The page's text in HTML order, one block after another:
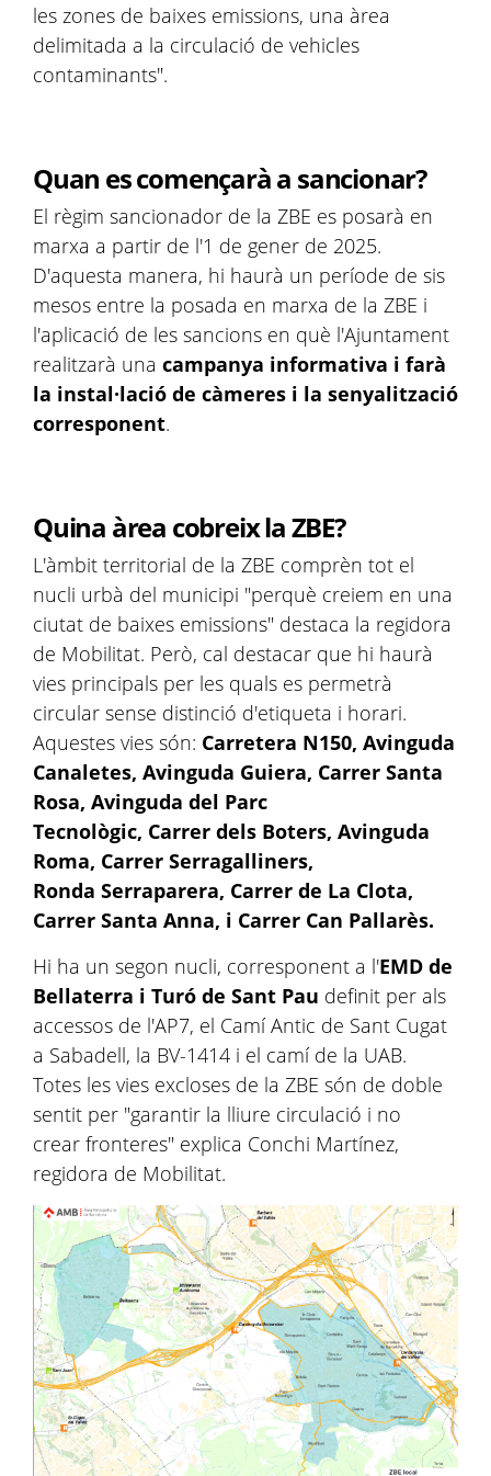
les zones de baixes emissions, una àrea
delimitada a la circulació de vehicles
contaminants".
Quan es començarà a sancionar?
El règim sancionador de la ZBE es posarà en
marxa a partir de l'1 de gener de 2025.
D'aquesta manera, hi haurà un període de sis
mesos entre la posada en marxa de la ZBE i
l'aplicació de les sancions en què l'Ajuntament
realitzarà una campanya informativa i farà
la instal·lació de càmeres i la senyalització
corresponent.
Quina àrea cobreix la ZBE?
L'àmbit territorial de la ZBE comprèn tot el
nucli urbà del municipi "perquè creiem en una
ciutat de baixes emissions" destaca la regidora
de Mobilitat. Però, cal destacar que hi haurà
vies principals per les quals es permetrà
circular sense distinció d'etiqueta i horari.
Aquestes vies són: Carretera N150, Avinguda
Canaletes, Avinguda Guiera, Carrer Santa
Rosa, Avinguda del Parc
Tecnològic, Carrer dels Boters, Avinguda
Roma, Carrer Serragalliners,
Ronda Serraparera, Carrer de La Clota,
Carrer Santa Anna, i Carrer Can Pallarès.
Hi ha un segon nucli, corresponent a l'EMD de
Bellaterra i Turó de Sant Pau definit per als
accessos de l'AP7, el Camí Antic de Sant Cugat
a Sabadell, la BV-1414 i el camí de la UAB.
Totes les vies excloses de la ZBE són de doble
sentit per "garantir la lliure circulació i no
crear fronteres" explica Conchi Martínez,
regidora de Mobilitat.